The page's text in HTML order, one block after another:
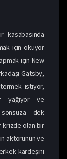
kasabasında
için okuyor
için New
Gatsby,
istiyor,
yağıyor ve
dek
krizde olan bir
aktörünün ve
kardeşini